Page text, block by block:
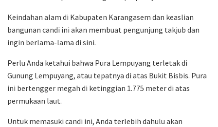
Keindahan alam di Kabupaten Karangasem dan keaslian
bangunan candi ini akan membuat pengunjung takjub dan
ingin berlama-lama di sini.
Perlu Anda ketahui bahwa Pura Lempuyang terletak di
Gunung Lempuyang, atau tepatnya di atas Bukit Bisbis. Pura
ini bertengger megah di ketinggian 1.775 meter di atas
permukaan laut.
Untuk memasuki candi ini, Anda terlebih dahulu akan